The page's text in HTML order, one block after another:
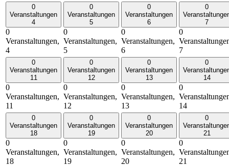
0
Veranstaltungen
4
0
Veranstaltungen,
4
0
Veranstaltungen
5
0
Veranstaltungen,
5
0
Veranstaltungen
6
0
Veranstaltungen,
6
0
7
0
7
0
Veranstaltungen
11
0
Veranstaltungen,
11
0
Veranstaltungen
12
0
Veranstaltungen,
12
0
Veranstaltungen
13
0
Veranstaltungen,
13
0
14
0
14
0
Veranstaltungen
18
0
Veranstaltungen,
18
0
Veranstaltungen
19
0
Veranstaltungen,
19
0
Veranstaltungen
20
0
Veranstaltungen,
20
0
21
0
21